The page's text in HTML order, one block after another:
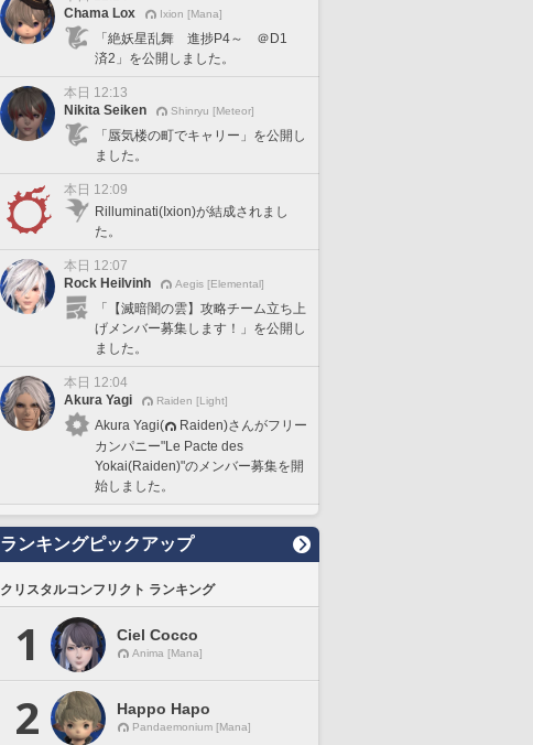
Chama Lox
Ixion [Mana]
「絶妖星乱舞 進捗P4～ ＠D1
済2」を公開しました。
本日 12:13
Nikita Seiken
Shinryu [Meteor]
「蜃気楼の町でキャリー」を公開し
ました。
本日 12:09
Rilluminati(Ixion)が結成されまし
た。
本日 12:07
Rock Heilvinh
Aegis [Elemental]
「【滅暗闇の雲】攻略チーム立ち上
げメンバー募集します！」を公開し
ました。
本日 12:04
Akura Yagi
Raiden [Light]
Akura Yagi(
Raiden)さんがフリー
カンパニー"Le Pacte des
Yokai(Raiden)"のメンバー募集を開
始しました。
ランキングピックアップ
クリスタルコンフリクト ランキング
1 Ciel Cocco
Anima [Mana]
2 Happo Hapo
Pandaemonium [Mana]